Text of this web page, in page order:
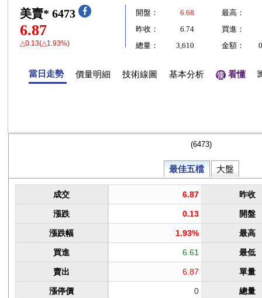
美賣* 6473
6.87
△0.13(△1.93%)
開盤： 6.68
最高：
昨收：
6.74
買進：
總量：
3,610 金額：
當日走勢 價量明細 技術線圖 基本分析 看懂